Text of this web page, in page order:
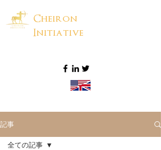
Cheiron
Initiative
記事
全ての記事